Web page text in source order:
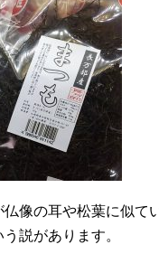
仏像の耳や松葉に似て
説があります。